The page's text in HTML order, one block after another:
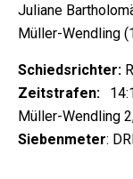
Juliane
Müller-Wendling
Schiedsrichter:
Zeitstrafen:
Müller-Wendling
Siebenmeter: